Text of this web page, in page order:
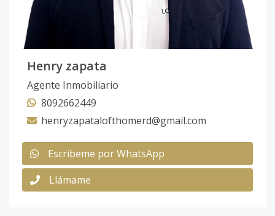
Henry zapata
Agente Inmobiliario
8092662449
henryzapatalofthomerd@gmail.com
Escribeme por WhatsApp
Llámame